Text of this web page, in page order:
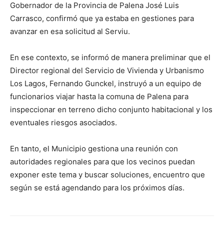
Gobernador de la Provincia de Palena José Luis
Carrasco, confirmó que ya estaba en gestiones para
avanzar en esa solicitud al Serviu.
En ese contexto, se informó de manera preliminar que el
Director regional del Servicio de Vivienda y Urbanismo
Los Lagos, Fernando Gunckel, instruyó a un equipo de
funcionarios viajar hasta la comuna de Palena para
inspeccionar en terreno dicho conjunto habitacional y los
eventuales riesgos asociados.
En tanto, el Municipio gestiona una reunión con
autoridades regionales para que los vecinos puedan
exponer este tema y buscar soluciones, encuentro que
según se está agendando para los próximos días.